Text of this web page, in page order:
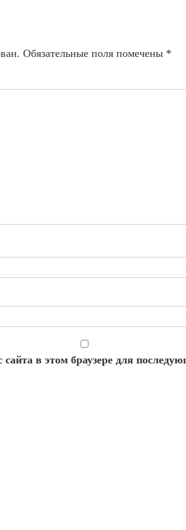
Обязательные поля помечены *
в этом браузере для